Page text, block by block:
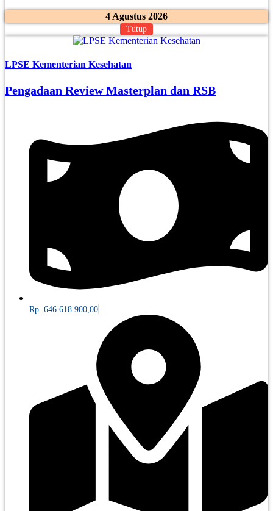
4 Agustus 2026
Tutup
LPSE Kementerian Kesehatan
Pengadaan Review Masterplan dan RSB
Rp. 646.618.900,00